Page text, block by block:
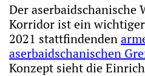
Der aserbaidschanische
Korridor ist ein
2021 stattfindenden
aserbaidschanischen
Konzept sieht die